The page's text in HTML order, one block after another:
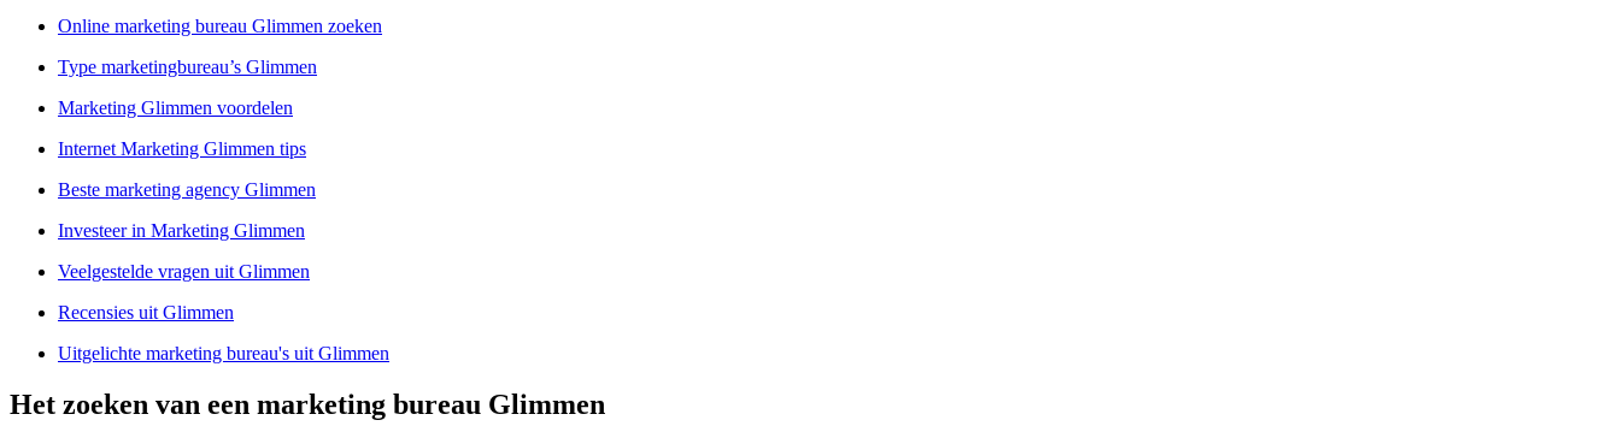
Online marketing bureau Glimmen zoeken
Type marketingbureau’s Glimmen
Marketing Glimmen voordelen
Internet Marketing Glimmen tips
Beste marketing agency Glimmen
Investeer in Marketing Glimmen
Veelgestelde vragen uit Glimmen
Recensies uit Glimmen
Uitgelichte marketing bureau's uit Glimmen
Het zoeken van een marketing bureau Glimmen